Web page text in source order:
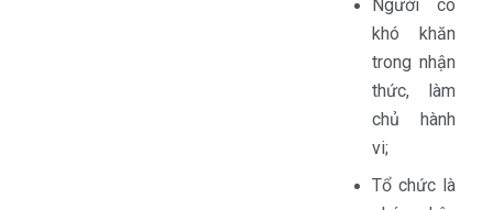
Người có
khó khăn
trong nhận
thức, làm
chủ hành
vi;
Tổ chức là